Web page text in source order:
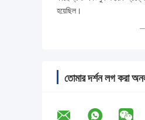
হয়েছিল।
তোমার দর্শন লগ করা